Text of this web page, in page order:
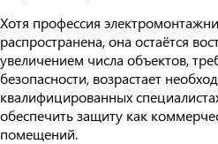
Хотя профессия
распространена, она остаётся
увеличением числа объектов,
безопасности, возрастает
квалифицированных
обеспечить защиту как
помещений.